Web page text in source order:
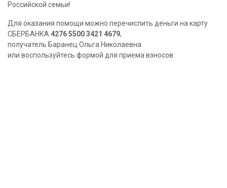
Российской семьи!
Для оказания помощи можно перечислить деньги на карту
СБЕРБАНКА 4276 5500 3421 4679,
получатель Баранец Ольга Николаевна
или воспользуйтесь формой для приема взносов: